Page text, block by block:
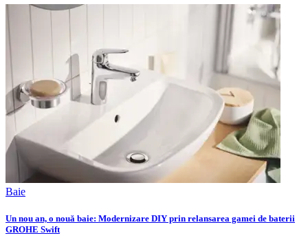
Baie
Un nou an, o nouă baie: Modernizare DIY prin relansarea gamei de baterii
GROHE Swift